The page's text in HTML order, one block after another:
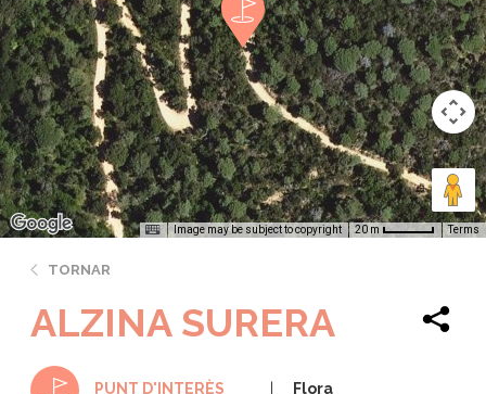
Image may be subject to copyright 20 m Terms
TORNAR
ALZINA SURERA
PUNT D'INTERÈS Flora